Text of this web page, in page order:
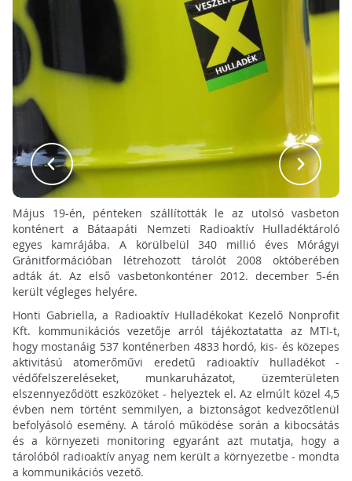
Május 19-én, pénteken szállították le az utolsó vasbeton
konténert a Bátaapáti Nemzeti Radioaktív Hulladéktároló
egyes kamrájába. A körülbelül 340 millió éves Mórágyi
Gránitformációban létrehozott tárolót 2008 októberében
adták át. Az első vasbetonkonténer 2012. december 5-én
került végleges helyére.
Honti Gabriella, a Radioaktív Hulladékokat Kezelő Nonprofit
Kft. kommunikációs vezetője arról tájékoztatatta az MTI-t,
hogy mostanáig 537 konténerben 4833 hordó, kis- és közepes
aktivitású atomerőművi eredetű radioaktív hulladékot -
védőfelszereléseket, munkaruházatot, üzemterületen
elszennyeződött eszközöket - helyeztek el. Az elmúlt közel 4,5
évben nem történt semmilyen, a biztonságot kedvezőtlenül
befolyásoló esemény. A tároló működése során a kibocsátás
és a környezeti monitoring egyaránt azt mutatja, hogy a
tárolóból radioaktív anyag nem került a környezetbe - mondta
a kommunikációs vezető.